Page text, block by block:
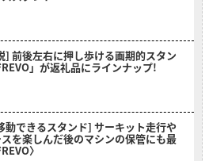
] 前後左右に押し歩ける画期的スタン
」が返礼品にラインナップ!
動できるスタンド] サーキット走行や
を楽しんだ後のマシンの保管にも最
〉